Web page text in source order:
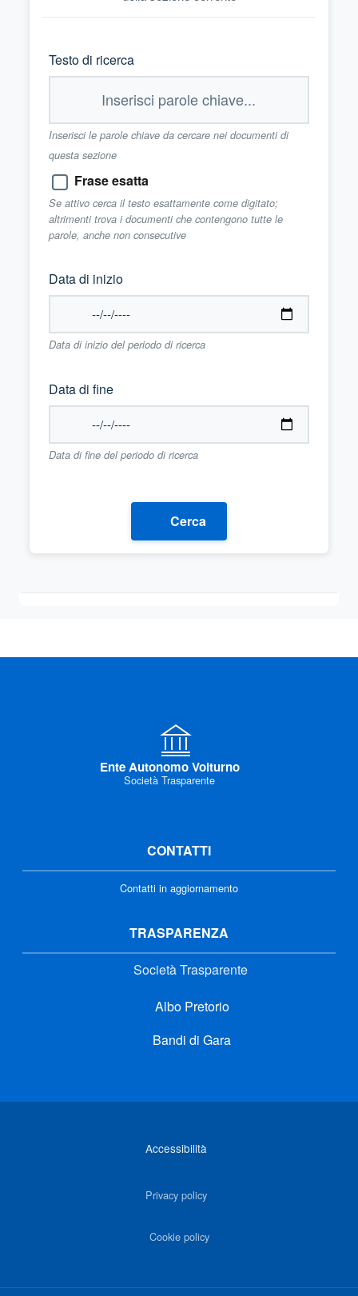
Testo di ricerca
Inserisci le parole chiave da cercare nei documenti di
questa sezione
Frase esatta
Se attivo cerca il testo esattamente come digitato;
altrimenti trova i documenti che contengono tutte le
parole, anche non consecutive
Data di inizio
Data di inizio del periodo di ricerca
Data di fine
Data di fine del periodo di ricerca
Cerca
Ente Autonomo Volturno
Società Trasparente
CONTATTI
Contatti in aggiornamento
TRASPARENZA
Società Trasparente
Albo Pretorio
Bandi di Gara
Accessibilità
Privacy policy
Cookie policy